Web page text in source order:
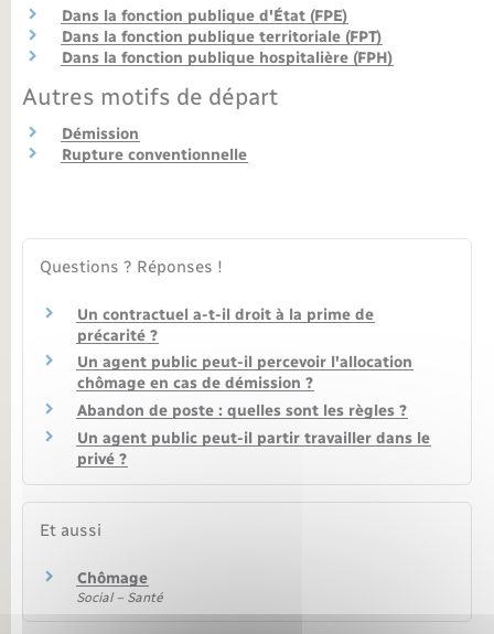
Numérique
Organisation d’événement
Sécurité - Prévention
Voirie et espace public
Dans la fonction publique d'État (FPE)
Dans la fonction publique territoriale (FPT)
Dans la fonction publique hospitalière (FPH)
Autres motifs de départ
Démission
Rupture conventionnelle
Questions ? Réponses !
Un contractuel a-t-il droit à la prime de
précarité ?
Un agent public peut-il percevoir l'allocation
chômage en cas de démission ?
Abandon de poste : quelles sont les règles ?
Un agent public peut-il partir travailler dans le
privé ?
Et aussi
Chômage
Social – Santé